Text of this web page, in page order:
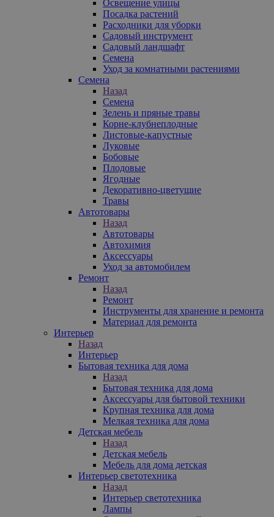
Освещение улицы
Посадка растений
Расходники для уборки
Садовый инструмент
Садовый ландшафт
Семена
Уход за комнатными растениями
Семена
Назад
Семена
Зелень и пряные травы
Корне-клубнеплодные
Листовые-капустные
Луковые
Бобовые
Плодовые
Ягодные
Декоративно-цветущие
Травы
Автотовары
Назад
Автотовары
Автохимия
Аксессуары
Уход за автомобилем
Ремонт
Назад
Ремонт
Инструменты для хранение и ремонта
Материал для ремонта
Интерьер
Назад
Интерьер
Бытовая техника для дома
Назад
Бытовая техника для дома
Аксессуары для бытовой техники
Крупная техника для дома
Мелкая техника для дома
Детская мебель
Назад
Детская мебель
Мебель для дома детская
Интерьер светотехника
Назад
Интерьер светотехника
Лампы